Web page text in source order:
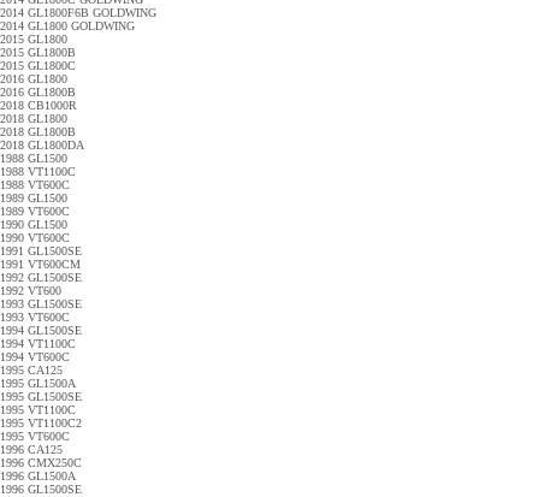
2014 GL1800F6B GOLDWING
2014 GL1800 GOLDWING
2015 GL1800
2015 GL1800B
2015 GL1800C
2016 GL1800
2016 GL1800B
2018 CB1000R
2018 GL1800
2018 GL1800B
2018 GL1800DA
1988 GL1500
1988 VT1100C
1988 VT600C
1989 GL1500
1989 VT600C
1990 GL1500
1990 VT600C
1991 GL1500SE
1991 VT600CM
1992 GL1500SE
1992 VT600
1993 GL1500SE
1993 VT600C
1994 GL1500SE
1994 VT1100C
1994 VT600C
1995 CA125
1995 GL1500A
1995 GL1500SE
1995 VT1100C
1995 VT1100C2
1995 VT600C
1996 CA125
1996 CMX250C
1996 GL1500A
1996 GL1500SE